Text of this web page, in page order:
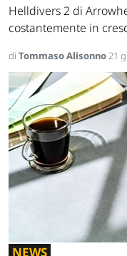
Helldivers 2 di
costantemente in
di Tommaso Alisonno21
NEWS